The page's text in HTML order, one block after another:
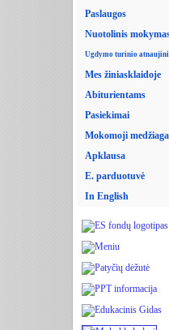
Paslaugos
Nuotolinis
Ugdymo turinio
Mes žiniasklaidoje
Abiturientams
Pasiekimai
Mokomoji medžiaga
Apklausa
E. parduotuvė
In English